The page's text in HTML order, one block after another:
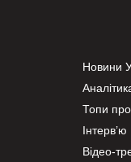
Новини
Топи
Інтерв’ю
Відео-